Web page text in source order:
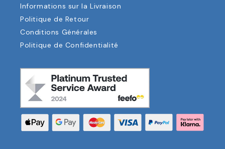
Informations sur la Livraison
Politique de Retour
Conditions Générales
Politique de Confidentialité